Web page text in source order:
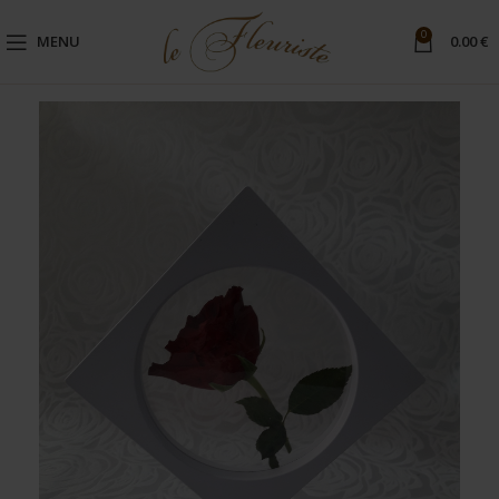
MENU 0 0.00€